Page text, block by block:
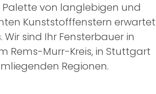
Palette von langlebigen und
Kunststofffenstern erwartet
Wir sind Ihr Fensterbauer in
Rems-Murr-Kreis, in Stuttgart
Regionen.